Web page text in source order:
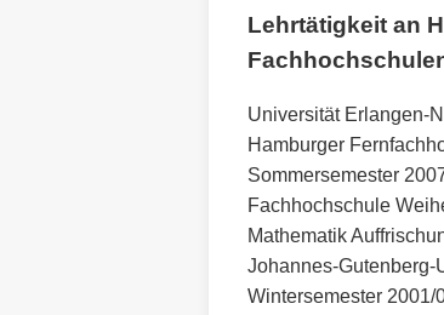
Lehrtätigkeit an
Universität Erlangen-
Hamburger
Sommersemester
Fachhochschule
Mathematik
Johannes-Gutenberg-
Wintersemester 2001/